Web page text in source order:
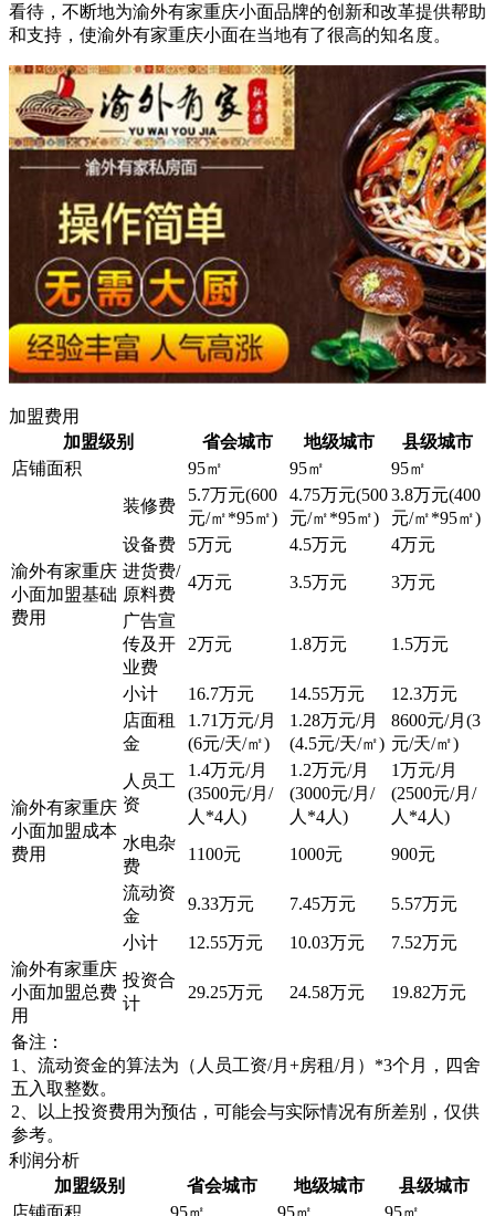
看待，不断地为渝外有家重庆小面品牌的创新和改革提供帮助
和支持，使渝外有家重庆小面在当地有了很高的知名度。
加盟费用
加盟级别
省会城市 地级城市
县级城市
店铺面积
95㎡ 95㎡ 95㎡
渝外有家重庆
小面加盟基础
费用
装修费
5.7万元(600
元/㎡*95㎡)
4.75万元(500
元/㎡*95㎡)
3.8万元(400
元/㎡*95㎡)
设备费
5万元 4.5万元
4万元
进货费/
原料费
4万元 3.5万元 3万元
广告宣
传及开
业费
2万元 1.8万元 1.5万元
小计 16.7万元 14.55万元 12.3万元
渝外有家重庆
小面加盟成本
费用
店面租
金
1.71万元/月
(6元/天/㎡)
1.28万元/月
(4.5元/天/㎡)
8600元/月(3
元/天/㎡)
人员工
资
1.4万元/月
(3500元/月/
人*4人)
1.2万元/月
(3000元/月/
人*4人)
1万元/月
(2500元/月/
人*4人)
水电杂
费
1100元 1000元 900元
流动资
金
9.33万元 7.45万元 5.57万元
小计 12.55万元 10.03万元
7.52万元
渝外有家重庆
小面加盟总费
用
投资合
计
29.25万元 24.58万元 19.82万元
备注：
1、流动资金的算法为（人员工资/月+房租/月）*3个月，四舍
五入取整数。
2、以上投资费用为预估，可能会与实际情况有所差别，仅供
参考。
利润分析
加盟级别
省会城市 地级城市
县级城市
店铺面积
95㎡ 95㎡ 95㎡